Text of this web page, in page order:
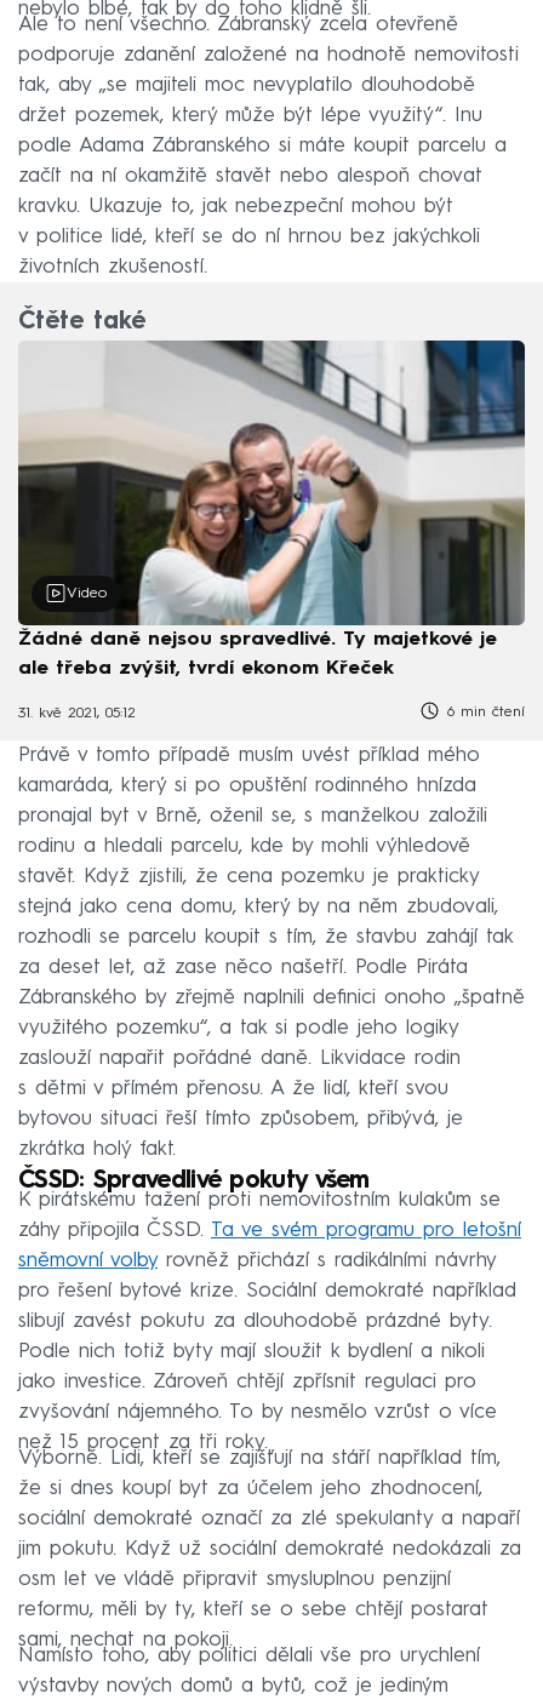
nebylo blbé, tak by do toho klidně šli.
Ale to není všechno. Zábranský zcela otevřeně
podporuje zdanění založené na hodnotě nemovitosti
tak, aby „se majiteli moc nevyplatilo dlouhodobě
držet pozemek, který může být lépe využitý“. Inu
podle Adama Zábranského si máte koupit parcelu a
začít na ní okamžitě stavět nebo alespoň chovat
kravku. Ukazuje to, jak nebezpeční mohou být
v politice lidé, kteří se do ní hrnou bez jakýchkoli
životních zkušeností.
Čtěte také
Video
Žádné daně nejsou spravedlivé. Ty majetkové je
ale třeba zvýšit, tvrdí ekonom Křeček
31. kvě 2021, 05:12 6 min čtení
Právě v tomto případě musím uvést příklad mého
kamaráda, který si po opuštění rodinného hnízda
pronajal byt v Brně, oženil se, s manželkou založili
rodinu a hledali parcelu, kde by mohli výhledově
stavět. Když zjistili, že cena pozemku je prakticky
stejná jako cena domu, který by na něm zbudovali,
rozhodli se parcelu koupit s tím, že stavbu zahájí tak
za deset let, až zase něco našetří. Podle Piráta
Zábranského by zřejmě naplnili definici onoho „špatně
využitého pozemku“, a tak si podle jeho logiky
zaslouží napařit pořádné daně. Likvidace rodin
s dětmi v přímém přenosu. A že lidí, kteří svou
bytovou situaci řeší tímto způsobem, přibývá, je
zkrátka holý fakt.
ČSSD: Spravedlivé pokuty všem
K pirátskému tažení proti nemovitostním kulakům se
záhy připojila ČSSD. Ta ve svém programu pro letošní
sněmovní volbyrovněž přichází s radikálními návrhy
pro řešení bytové krize. Sociální demokraté například
slibují zavést pokutu za dlouhodobě prázdné byty.
Podle nich totiž byty mají sloužit k bydlení a nikoli
jako investice. Zároveň chtějí zpřísnit regulaci pro
zvyšování nájemného. To by nesmělo vzrůst o více
než 15 procent za tři roky.
Výborně. Lidi, kteří se zajišťují na stáří například tím,
že si dnes koupí byt za účelem jeho zhodnocení,
sociální demokraté označí za zlé spekulanty a napaří
jim pokutu. Když už sociální demokraté nedokázali za
osm let ve vládě připravit smysluplnou penzijní
reformu, měli by ty, kteří se o sebe chtějí postarat
sami, nechat na pokoji.
Namísto toho, aby politici dělali vše pro urychlení
výstavby nových domů a bytů, což je jediným